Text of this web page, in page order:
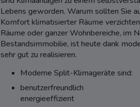
Lebens geworden. Warum sollten Sie
Komfort klimatisierter Räume
Räume oder ganzer Wohnbereiche, im
Bestandsimmobilie, ist heute dank
sehr gut zu realisieren.
Moderne Split-Klimageräte sind:
benutzerfreundlich
energieeffizient